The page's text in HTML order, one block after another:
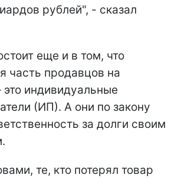
рублей", - сказал
еще и в том, что
часть продавцов на
индивидуальные
(ИП). А они по закону
за долги своим
те, кто потерял товар